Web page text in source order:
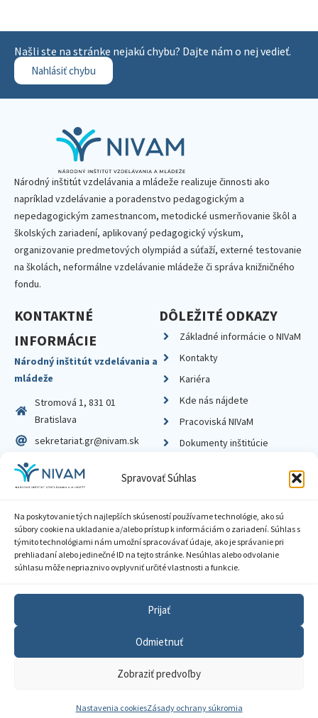
Spravovať Súhlas
Na poskytovanie tých najlepších skúseností používame technológie, ako sú
súbory cookie na ukladanie a/alebo prístup k informáciám o zariadení. Súhlas s
týmito technológiami nám umožní spracovávať údaje, ako je správanie pri
prehliadaní alebo jedinečné ID na tejto stránke. Nesúhlas alebo odvolanie
súhlasu môže nepriaznivo ovplyvniť určité vlastnosti a funkcie.
Prijať
Odmietnuť
Zobraziť predvoľby
Nastavenia cookiesZásady ochrany súkromia
Našli ste na stránke nejakú chybu? Dajte nám o nej vedieť.
Nahlásiť chybu
Národný inštitút vzdelávania a mládeže realizuje činnosti ako
napríklad vzdelávanie a poradenstvo pedagogickým a
nepedagogickým zamestnancom, metodické usmerňovanie škôl a
školských zariadení, aplikovaný pedagogický výskum,
organizovanie predmetových olympiád a súťaží, externé testovanie
na školách, neformálne vzdelávanie mládeže či správa knižničného
fondu.
KONTAKTNÉ
INFORMÁCIE
Národný inštitút vzdelávania a
mládeže
Stromová 1, 831 01
Bratislava
sekretariat.gr@nivam.sk
IČO: 00164348
DIČ: 2020798714
DÔLEŽITÉ ODKAZY
Základné informácie o NIVaM
Kontakty
Kariéra
Kde nás nájdete
Pracoviská NIVaM
Dokumenty inštitúcie
© 2026 Národný inštitút vzdelávania a mládeže
Zásady ochrany súkromia
Sprístupnenie informácií
Nastavenia cookies
GDPR